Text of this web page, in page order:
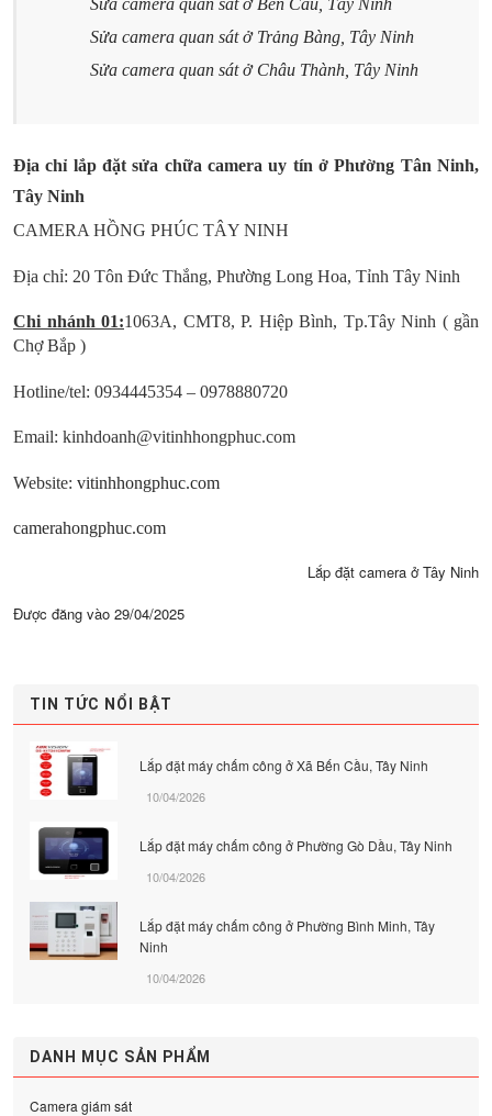
Sửa camera quan sát ở Bến Cầu, Tây Ninh
Sửa camera quan sát ở Trảng Bàng, Tây Ninh
Sửa camera quan sát ở Châu Thành, Tây Ninh
Địa chỉ lắp đặt sửa chữa camera uy tín ở Phường Tân Ninh,
Tây Ninh
CAMERA HỒNG PHÚC TÂY NINH
Địa chỉ: 20 Tôn Đức Thắng, Phường Long Hoa, Tỉnh Tây Ninh
Chi nhánh 01:1063A, CMT8, P. Hiệp Bình, Tp.Tây Ninh ( gần
Chợ Bắp )
Hotline/tel: 0934445354 – 0978880720
Email: kinhdoanh@vitinhhongphuc.com
Website: vitinhhongphuc.com
camerahongphuc.com
Lắp đặt camera ở Tây Ninh
Được đăng vào 29/04/2025
TIN TỨC NỔI BẬT
Lắp đặt máy chấm công ở Xã Bến Cầu, Tây Ninh
10/04/2026
Lắp đặt máy chấm công ở Phường Gò Dầu, Tây Ninh
10/04/2026
Lắp đặt máy chấm công ở Phường Bình Minh, Tây
Ninh
10/04/2026
DANH MỤC SẢN PHẨM
Camera giám sát